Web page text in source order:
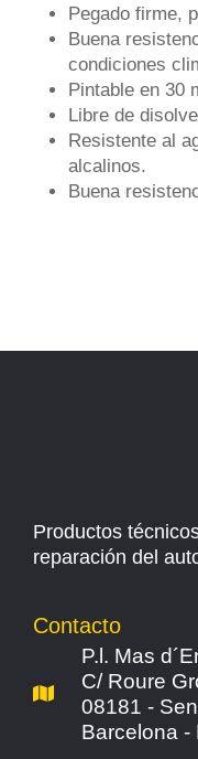
Pegado firme,
Buena
condiciones
Pintable en 30
Libre de
Resistente al
alcalinos.
Buena
Productos
reparación del
Contacto
P.l. Mas
C/ Roure
08181 -
Barcelona -